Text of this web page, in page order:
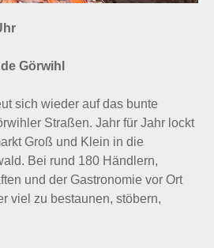
Görwihl
sich wieder auf das bunte
Straßen. Jahr für Jahr lockt
Groß und Klein in die
Bei rund 180 Händlern,
und der Gastronomie vor Ort
viel zu bestaunen, stöbern,